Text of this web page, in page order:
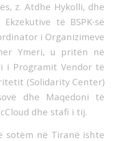
z. Atdhe Hykolli, dhe
të BSPK-së
i Organizimeve
Ymeri, u pritën në
i Programit Vendor të
(Solidarity Center)
dhe Maqedoni të
dhe stafi i tij.
sotëm në Tiranë ishte